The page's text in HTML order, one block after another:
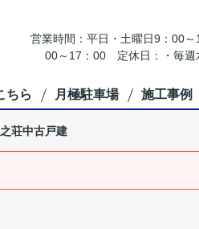
営業時間：平日・土曜日9：00
00～17：00 定休日：・毎週
ちら 月極駐車場 施工事例
荘中古戸建